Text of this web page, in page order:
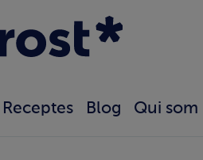
Receptes Blog Qui som